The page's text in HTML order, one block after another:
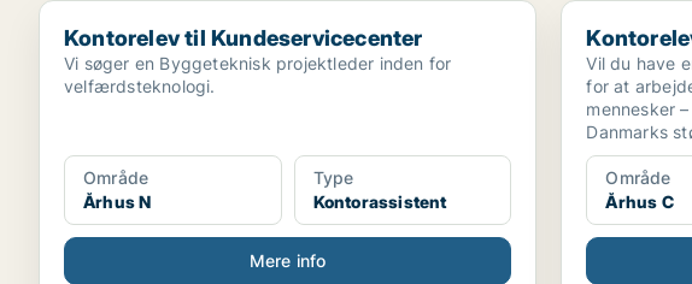
Kontorelev til Kundeservicecenter
Kontorelev til Kundeservicecenter
Vi søger en Byggeteknisk projektleder inden for
velfærdsteknologi.
Område
Århus N
Type
Kontorassistent
Mere info
Kontorelev til
Vil du have
for at
mennesker
Danmarks
Område
Århus C